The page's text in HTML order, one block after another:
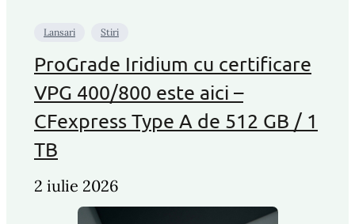
Lansari Stiri
ProGrade Iridium cu certificare
VPG 400/800 este aici –
CFexpress Type A de 512 GB / 1
TB
2 iulie 2026